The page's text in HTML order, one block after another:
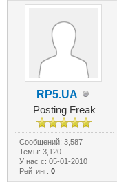
RP5.UA
Posting Freak
Сообщений: 3,587
Темы: 3,120
У нас с: 05-01-2010
Рейтинг: 0